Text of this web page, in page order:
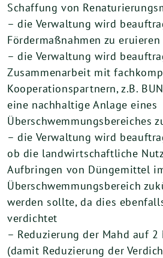
Schaffung von
– die Verwaltung wird
Fördermaßnahmen zu eruieren
– die Verwaltung wird
Zusammenarbeit mit
Kooperationspartnern, z.B.
eine nachhaltige Anlage eines
Überschwemmungsbereiches
– die Verwaltung wird
ob die landwirtschaftliche
Aufbringen von Düngemittel
Überschwemmungsbereich
werden sollte, da dies
verdichtet
– Reduzierung der Mahd auf 2
(damit Reduzierung der